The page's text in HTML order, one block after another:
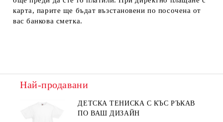
карта, парите ще бъдат възстановени по посочена от
вас банкова сметка.
Най-продавани
ДЕТСКА ТЕНИСКА С КЪС РЪКАВ
ПО ВАШ ДИЗАЙН